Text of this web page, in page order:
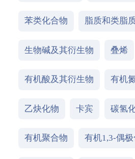
苯类化合物 脂质和类脂
生物碱及其衍生物 叠烯
有机酸及其衍生物 有机
乙炔化物 卡宾 碳氢
有机聚合物 有机1,3-偶